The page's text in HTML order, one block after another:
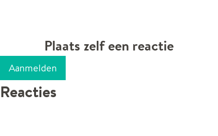
Plaats zelf een reactie
Aanmelden
Reacties